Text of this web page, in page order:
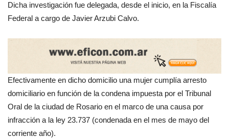
Dicha investigación fue delegada, desde el inicio, en la Fiscalía
Federal a cargo de Javier Arzubi Calvo.
Efectivamente en dicho domicilio una mujer cumplía arresto
domiciliario en función de la condena impuesta por el Tribunal
Oral de la ciudad de Rosario en el marco de una causa por
infracción a la ley 23.737 (condenada en el mes de mayo del
corriente año).